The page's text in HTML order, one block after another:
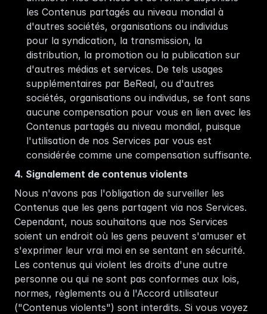
les Contenus partagés au niveau mondial à
d'autres sociétés, organisations ou individus
pour la syndication, la transmission, la
distribution, la promotion ou la publication sur
d'autres médias et services. De tels usages
supplémentaires par BeReal, ou d'autres
sociétés, organisations ou individus, se font sans
aucune compensation pour vous en lien avec les
Contenus partagés au niveau mondial, puisque
l'utilisation de nos Services par vous est
considérée comme une compensation suffisante.
4. Signalement de contenus violents
Nous n'avons pas l'obligation de surveiller les
Contenus que les gens partagent via nos Services.
Cependant, nous souhaitons que nos Services
soient un endroit où les gens peuvent s'amuser et
s'exprimer leur vrai moi en se sentant en sécurité.
Les contenus qui violent les droits d'une autre
personne ou qui ne sont pas conformes aux lois,
normes, règlements ou à l'Accord utilisateur
("Contenus violents") sont interdits. Si vous voyez